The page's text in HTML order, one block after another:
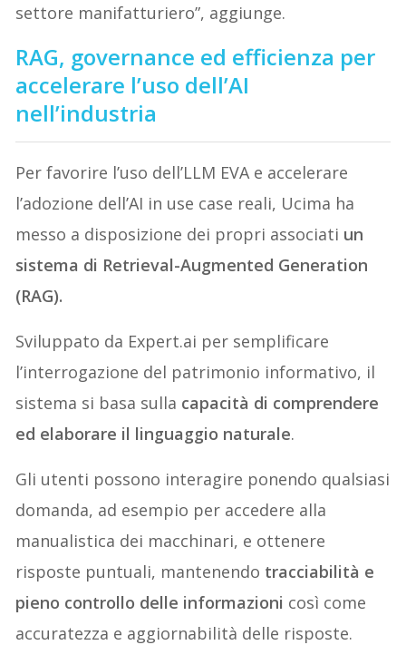
settore manifatturiero”, aggiunge.
RAG, governance ed efficienza per
accelerare l’uso dell’AI
nell’industria
Per favorire l’uso dell’LLM EVA e accelerare
l’adozione dell’AI in use case reali, Ucima ha
messo a disposizione dei propri associati un
sistema di Retrieval-Augmented Generation
(RAG).
Sviluppato da Expert.ai per semplificare
l’interrogazione del patrimonio informativo, il
sistema si basa sulla capacità di comprendere
ed elaborare il linguaggio naturale.
Gli utenti possono interagire ponendo qualsiasi
domanda, ad esempio per accedere alla
manualistica dei macchinari, e ottenere
risposte puntuali, mantenendo tracciabilità e
pieno controllo delle informazioni così come
accuratezza e aggiornabilità delle risposte.